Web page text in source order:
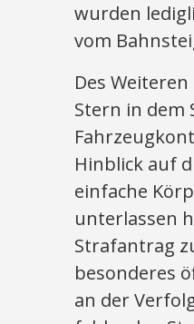
wurden
vom
Des
Stern in dem
Hinblick auf
einfache
unterlassen
Strafantrag
besonderes
an der